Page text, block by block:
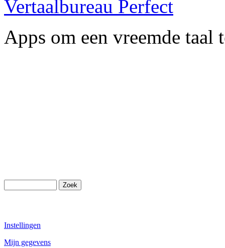
Vertaalbureau Perfect
Apps om een vreemde taal
Instellingen
Mijn gegevens